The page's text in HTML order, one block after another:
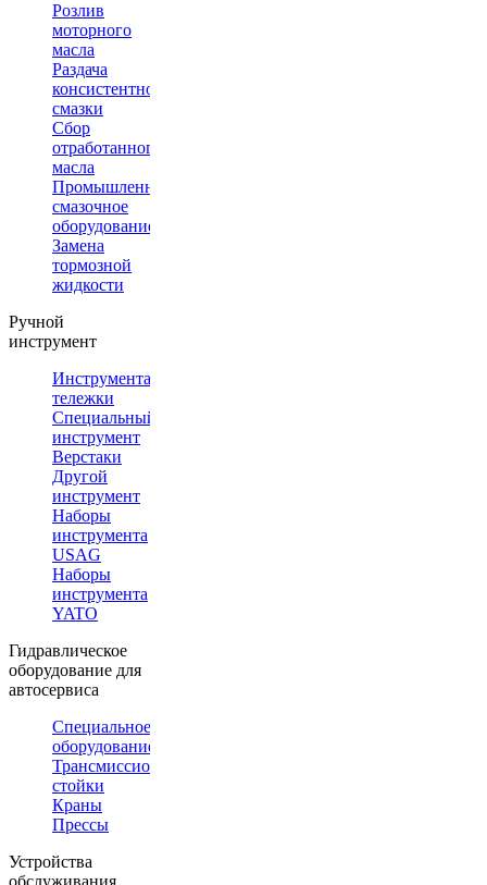
Розлив
моторного
масла
Раздача
консистентной
смазки
Сбор
отработанного
масла
Промышленное
смазочное
оборудование
Замена
тормозной
жидкости
Ручной
инструмент
Инструментальные
тележки
Специальный
инструмент
Верстаки
Другой
инструмент
Наборы
инструмента
USAG
Наборы
инструмента
YATO
Гидравлическое
оборудование для
автосервиса
Специальное
оборудование
Трансмиссионные
стойки
Краны
Прессы
Устройства
обслуживания